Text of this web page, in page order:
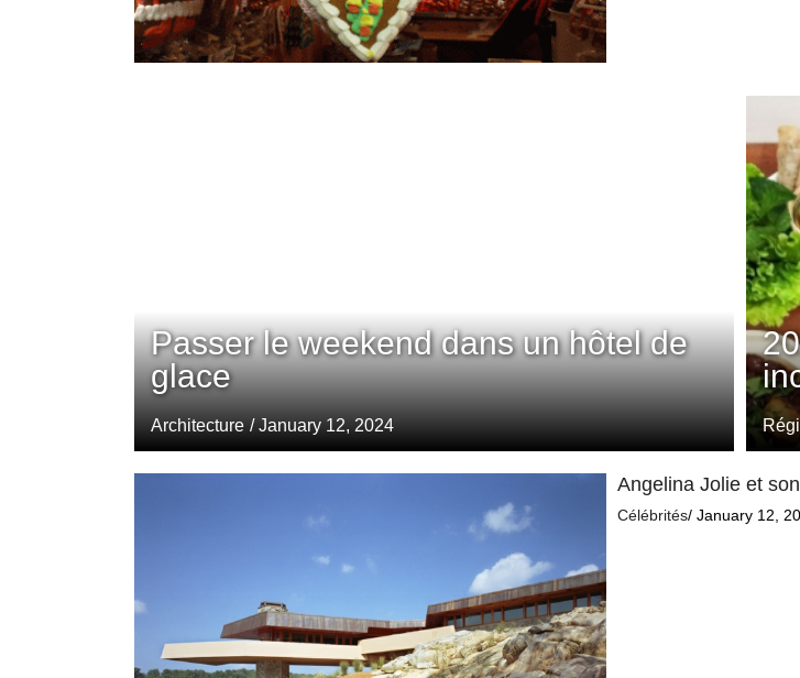
Passer le weekend dans un hôtel de
glace
Architecture / January 12, 2024
Angelina Jolie et
Célébrités/ January 12,